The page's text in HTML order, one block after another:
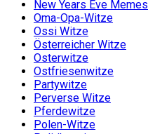
New Years Eve Memes
Oma-Opa-Witze
Ossi Witze
Österreicher Witze
Osterwitze
Ostfriesenwitze
Partywitze
Perverse Witze
Pferdewitze
Polen-Witze